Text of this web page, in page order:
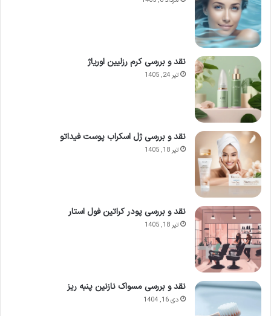
نقد و بررسی کرم رزلیین اوریاژ
تیر 24, 1405
نقد و بررسی ژل اسکراب پوست فیداتو
تیر 18, 1405
نقد و بررسی پودر کراتین فول استار
تیر 18, 1405
نقد و بررسی مسواک نازنین پنبه ریز
دی 16, 1404